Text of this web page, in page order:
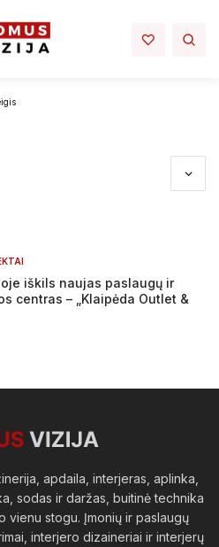
Inžinerijaiškils naujas paslaugų ir
centras – „Klaipėda Outlet &
apdaila, interjeras, aplinka,
sodas ir daržas, buitinė technika
vienu stogu. Įmonių ir paslaugų
interjero dizaineriai ir interjerų